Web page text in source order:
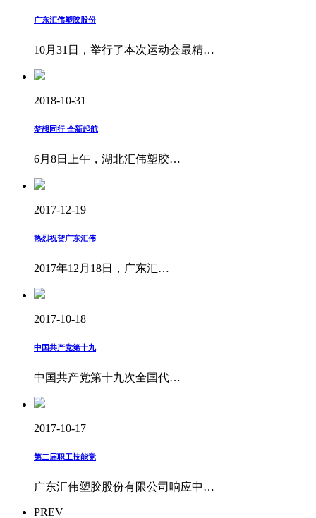
广东汇伟塑胶股份
10月31日，举行了本次运动会最精…
2018-10-31
梦想同行 全新起航
6月8日上午，湖北汇伟塑胶…
2017-12-19
热烈祝贺广东汇伟
2017年12月18日，广东汇…
2017-10-18
中国共产党第十九
中国共产党第十九次全国代…
2017-10-17
第二届职工技能竞
广东汇伟塑胶股份有限公司响应中…
PREV